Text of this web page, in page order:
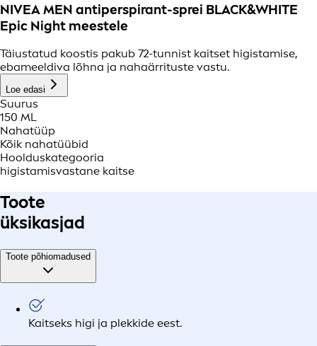
NIVEA MEN antiperspirant-sprei BLACK&WHITE
Epic Night meestele
Täiustatud koostis pakub 72-tunnist kaitset higistamise,
ebameeldiva lõhna ja nahaärrituste vastu.
Loe edasi
Suurus
150 ML
Nahatüüp
Kõik nahatüübid
Hoolduskategooria
higistamisvastane kaitse
Toote
üksikasjad
Toote põhiomadused
Kaitseks higi ja plekkide eest.